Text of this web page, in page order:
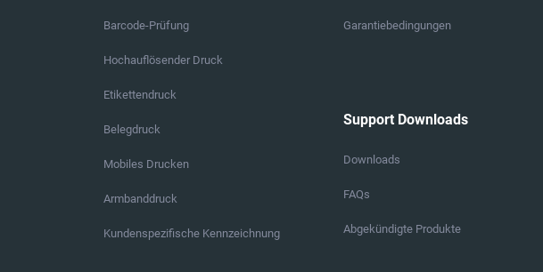
Barcode-Prüfung
Hochauflösender Druck
Etikettendruck
Belegdruck
Mobiles Drucken
Armbanddruck
Kundenspezifische Kennzeichnung
Garantiebedingungen
Support Downloads
Downloads
FAQs
Abgekündigte Produkte